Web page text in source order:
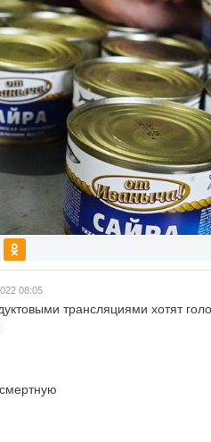
08:05
трансляциями хотят